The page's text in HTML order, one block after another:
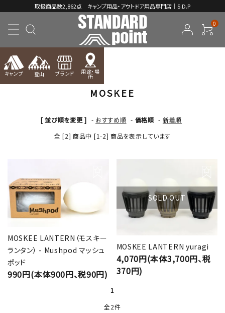
取扱商品数2,862点 キャンプ用品・アウトドア用品専門店｜S.D.P
0
キャンプ 登山 ブランド 用途・場
所
person
INFORMATION
TOP MOSKEE
MOSKEE
[ 並び順を変更 ] - おすすめ順 - 価格順 - 新着順
全 [2] 商品中 [1-2] 商品を表示しています
MOSKEE LANTERN（モスキー
ランタン） - Mushpod マッシュ
ポッド
990円(本体900円、税90円)
SOLD OUT
MOSKEE LANTERN yuragi
4,070円(本体3,700円、税
370円)
1
全2件